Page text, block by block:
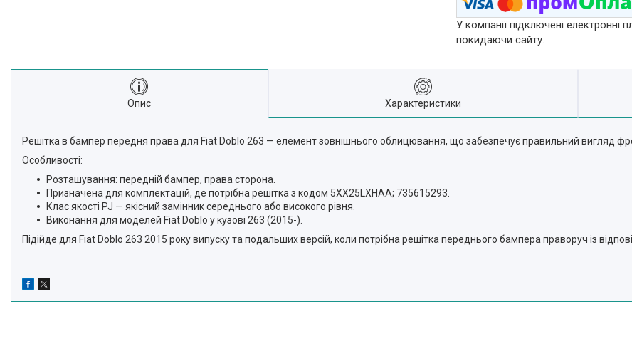
У компанії підключені електронні
покидаючи сайту.
Опис Характеристики
Решітка в бампер передня права для Fiat Doblo 263 — елемент зовнішнього облицювання, що забезпечує правильний вигляд
Особливості:
Розташування: передній бампер, права сторона.
Призначена для комплектацій, де потрібна решітка з кодом 5XX25LXHAA; 735615293.
Клас якості PJ — якісний замінник середнього або високого рівня.
Виконання для моделей Fiat Doblo у кузові 263 (2015-).
Підійде для Fiat Doblo 263 2015 року випуску та подальших версій, коли потрібна решітка переднього бампера праворуч із